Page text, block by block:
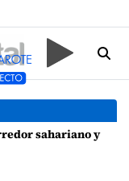
de hubara cerca del rally de Lanzarote